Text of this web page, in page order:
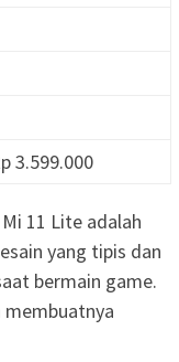
3.599.000
11 Lite adalah
yang tipis dan
bermain game.
membuatnya